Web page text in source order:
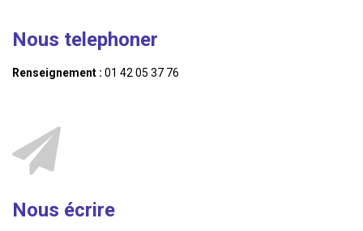
Nous telephoner
Renseignement : 01 42 05 37 76
Nous écrire